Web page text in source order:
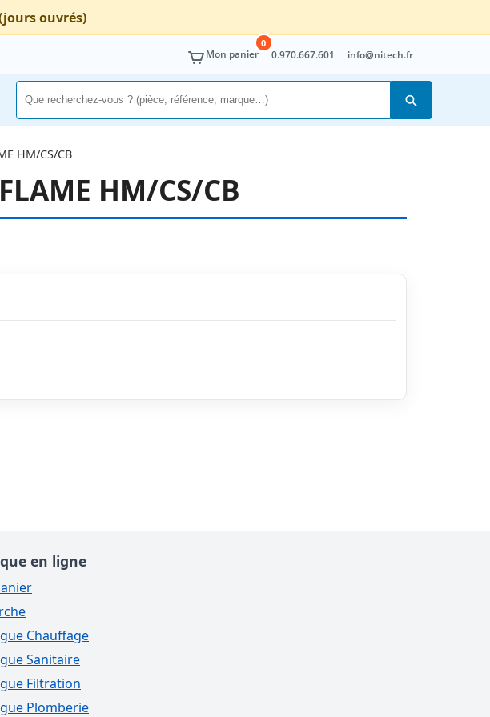
ouvrés)
Mon panier
0
0.970.667.601 info@nitech.fr
Rechercher
HM/CS/CB
HM/CS/CB
en ligne
Chauffage
Sanitaire
Filtration
Plomberie